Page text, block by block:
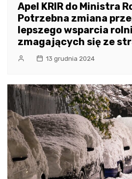
Apel KRIR do Ministra
Potrzebna zmiana
lepszego wsparcia
zmagających się ze
13 grudnia 2024